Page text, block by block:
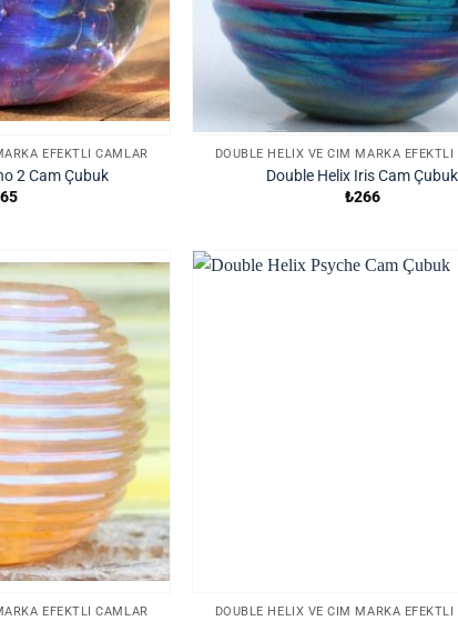
EFEKTLI CAMLAR
2 Cam Çubuk
DOUBLE HELIX VE CIM MARKA
Double Helix Iris Cam Çubuk
₺266
EFEKTLI CAMLAR DOUBLE HELIX VE CIM MARKA